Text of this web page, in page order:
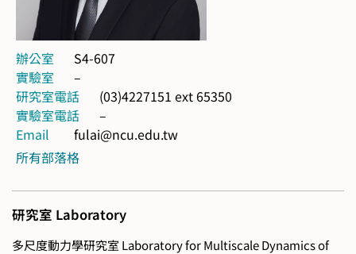
辦公室
S4-607
實驗室
–
研究室電話
(03)4227151 ext 65350
實驗室電話
–
Email
fulai@ncu.edu.tw
所有部落格
研究室 Laboratory
多尺度動力學研究室 Laboratory for Multiscale Dynamics of